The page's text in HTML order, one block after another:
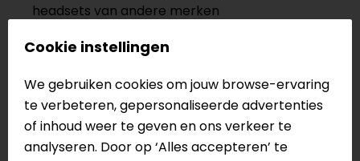
headsets van andere merken
Eenvoudig te verbinden met de Cardo Connect
Over The Air (OTA) updates
Maximaal 2 rijders verbonden
IP67 gecertificeerd: Water- en stofdicht
Cookie instellingen
We gebruiken cookies om jouw browse-ervaring
te verbeteren, gepersonaliseerde advertenties
of inhoud weer te geven en ons verkeer te
analyseren. Door op ‘Alles accepteren’ te